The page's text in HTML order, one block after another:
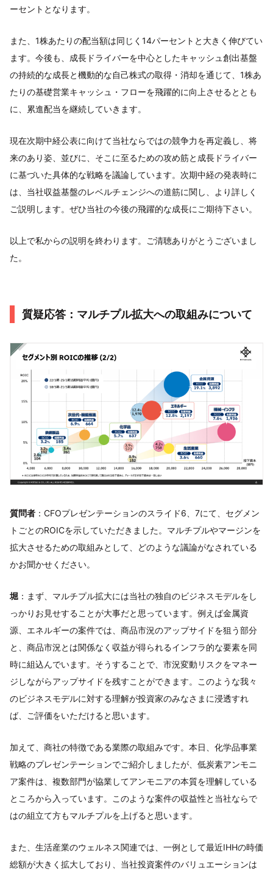
ーセントとなります。
また、1株あたりの配当額は同じく14パーセントと大きく伸びてい
ます。今後も、成長ドライバーを中心としたキャッシュ創出基盤
の持続的な成長と機動的な自己株式の取得・消却を通じて、1株あ
たりの基礎営業キャッシュ・フローを飛躍的に向上させるととも
に、累進配当を継続していきます。
現在次期中経公表に向けて当社ならではの競争力を再定義し、将
来のあり姿、並びに、そこに至るための攻め筋と成長ドライバー
に基づいた具体的な戦略を議論しています。次期中経の発表時に
は、当社収益基盤のレベルチェンジへの道筋に関し、より詳しく
ご説明します。ぜひ当社の今後の飛躍的な成長にご期待下さい。
以上で私からの説明を終わります。ご清聴ありがとうございまし
た。
質疑応答：マルチプル拡大への取組みについて
質問者 ：CFOプレゼンテーションのスライド6、7にて、セグメン
トごとのROICを示していただきました。マルチプルやマージンを
拡大させるための取組みとして、どのような議論がなされている
かお聞かせください。
堀 ：まず、マルチプル拡大には当社の独自のビジネスモデルをし
っかりお見せすることが大事だと思っています。例えば金属資
源、エネルギーの案件では、商品市況のアップサイドを狙う部分
と、商品市況とは関係なく収益が得られるインフラ的な要素を同
時に組込んでいます。そうすることで、市況変動リスクをマネー
ジしながらアップサイドを残すことができます。このような我々
のビジネスモデルに対する理解が投資家のみなさまに浸透すれ
ば、ご評価をいただけると思います。
加えて、商社の特徴である業際の取組みです。本日、化学品事業
戦略のプレゼンテーションでご紹介しましたが、低炭素アンモニ
ア案件は、複数部門が協業してアンモニアの本質を理解している
ところから入っています。このような案件の収益性と当社ならで
はの組立て方もマルチプルを上げると思います。
また、生活産業のウェルネス関連では、一例として最近IHHの時価
総額が大きく拡大しており、当社投資案件のバリュエーションは